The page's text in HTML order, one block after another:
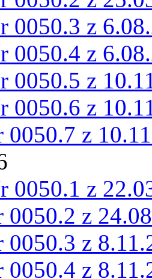
0050.3 z
0050.4 z
0050.5 z
0050.6 z
0050.7 z
0050.1 z
0050.2 z
0050.3 z
0050.4 z